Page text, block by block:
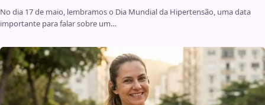
No dia 17 de maio, lembramos o Dia Mundial da Hipertensão, uma data
importante para falar sobre um…